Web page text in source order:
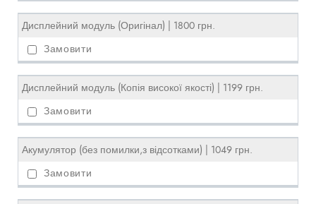
Дисплейний модуль (Оригінал) | 1800 грн.
Дисплейний модуль (Копія високої якості) | 1199 грн.
Акумулятор (без помилки,з відсотками) | 1049 грн.